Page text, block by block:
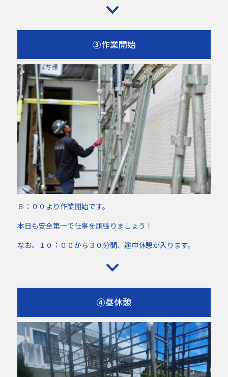
③作業開始
８：００より作業開始です。
本日も安全第一で仕事を頑張りましょう！
なお、１０：００から３０分間、途中休憩が入ります。
④昼休憩